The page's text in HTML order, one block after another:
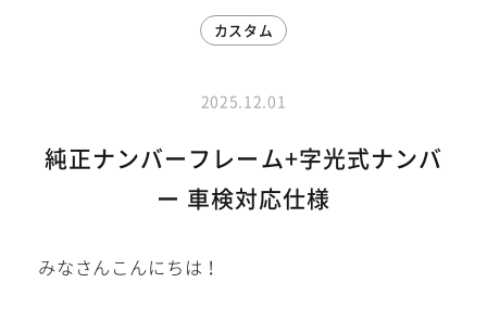
お問い合わせ
ランドクルーザー
SDGs宣言
在庫車
カスタム
2025.12.01
純正ナンバーフレーム+字光式ナンバ
ー 車検対応仕様
みなさんこんにちは！